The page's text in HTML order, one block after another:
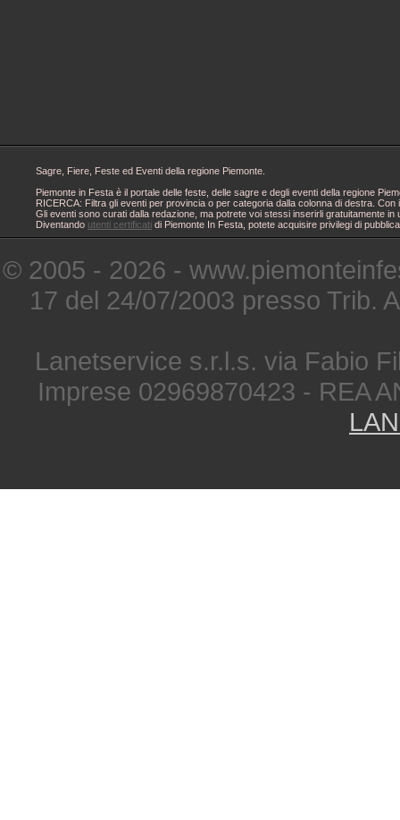
Sagre, Fiere, Feste ed Eventi della regione Piemonte.
Piemonte in Festa è il portale delle feste, delle sagre e degli eventi della regione
RICERCA: Filtra gli eventi per provincia o per categoria dalla colonna di destra.
Gli eventi sono curati dalla redazione, ma potrete voi stessi inserirli gratuitamente
Diventando utenti certificati di Piemonte In Festa, potete acquisire privilegi di
© 2005 - 2026 -
17 del 24/07/2003 presso Trib.
Lanetservice s.r.l.s. via Fabio
Imprese 02969870423 - REA